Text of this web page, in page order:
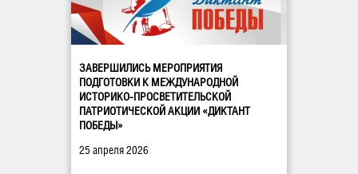
ЗАВЕРШИЛИСЬ МЕРОПРИЯТИЯ
ПОДГОТОВКИ К МЕЖДУНАРОДНОЙ
ИСТОРИКО-ПРОСВЕТИТЕЛЬСКОЙ
ПАТРИОТИЧЕСКОЙ АКЦИИ «ДИКТАНТ
ПОБЕДЫ»
25 апреля 2026